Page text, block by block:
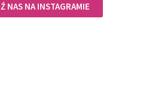
NAS NA INSTAGRAMIE